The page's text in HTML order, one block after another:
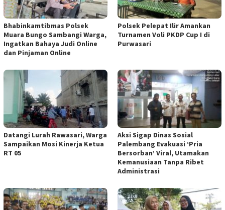
Bhabinkamtibmas Polsek
Muara Bungo Sambangi Warga,
Ingatkan Bahaya Judi Online
dan Pinjaman Online
Polsek Pelepat Ilir Amankan
Turnamen Voli PKDP Cup I di
Purwasari
Datangi Lurah Rawasari, Warga
Sampaikan Mosi Kinerja Ketua
RT 05
Aksi Sigap Dinas Sosial
Palembang Evakuasi ‘Pria
Bersorban’ Viral, Utamakan
Kemanusiaan Tanpa Ribet
Administrasi